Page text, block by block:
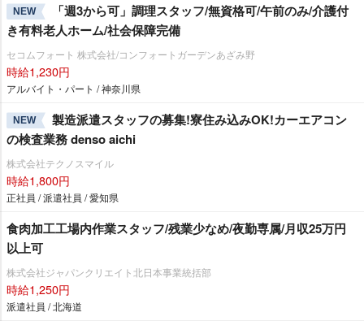
NEW
「週3から可」調理スタッフ/無資格可/午前のみ/介護付
き有料老人ホーム/社会保障完備
セコムフォート 株式会社/コンフォートガーデンあざみ野
時給1,230円
アルバイト・パート / 神奈川県
NEW
製造派遣スタッフの募集!寮住み込みOK!カーエアコン
の検査業務 denso aichi
株式会社テクノスマイル
時給1,800円
正社員 / 派遣社員 / 愛知県
食肉加工工場内作業スタッフ/残業少なめ/夜勤専属/月収25万円
以上可
株式会社ジャパンクリエイト北日本事業統括部
時給1,250円
派遣社員 / 北海道